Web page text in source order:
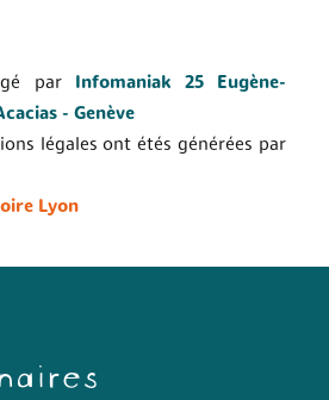
par Infomaniak 25 Eugène-
- Genève
légales ont étés générées par
Lyon